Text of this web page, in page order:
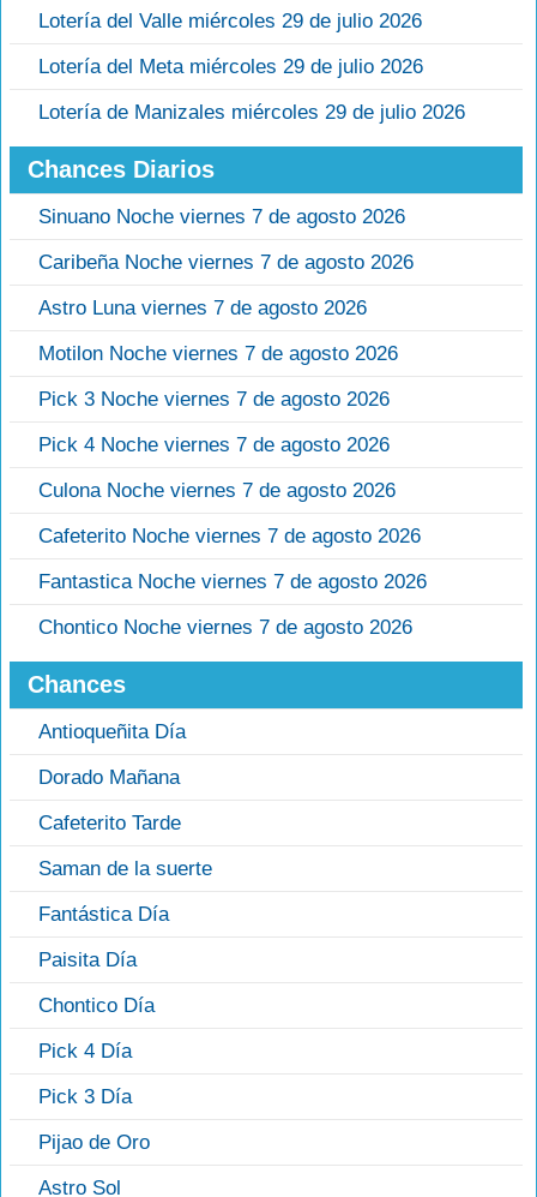
Lotería del Valle miércoles 29 de julio 2026
Lotería del Meta miércoles 29 de julio 2026
Lotería de Manizales miércoles 29 de julio 2026
Chances Diarios
Sinuano Noche viernes 7 de agosto 2026
Caribeña Noche viernes 7 de agosto 2026
Astro Luna viernes 7 de agosto 2026
Motilon Noche viernes 7 de agosto 2026
Pick 3 Noche viernes 7 de agosto 2026
Pick 4 Noche viernes 7 de agosto 2026
Culona Noche viernes 7 de agosto 2026
Cafeterito Noche viernes 7 de agosto 2026
Fantastica Noche viernes 7 de agosto 2026
Chontico Noche viernes 7 de agosto 2026
Chances
Antioqueñita Día
Dorado Mañana
Cafeterito Tarde
Saman de la suerte
Fantástica Día
Paisita Día
Chontico Día
Pick 4 Día
Pick 3 Día
Pijao de Oro
Astro Sol